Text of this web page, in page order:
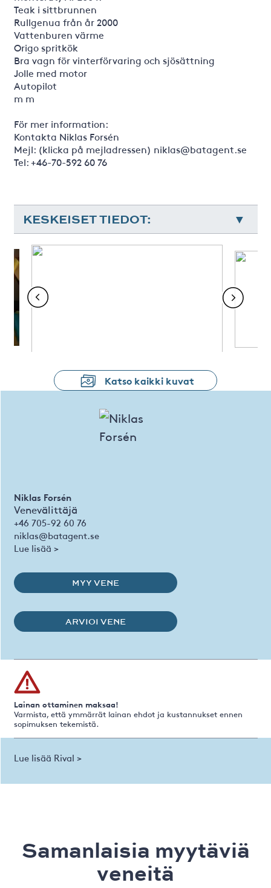
Teak i sittbrunnen
Rullgenua från år 2000
Vattenburen värme
Origo spritkök
Bra vagn för vinterförvaring och sjösättning
Jolle med motor
Autopilot
m m
För mer information:
Kontakta Niklas Forsén
Mejl: (klicka på mejladressen) niklas@batagent.se
Tel: +46-70-592 60 76
KESKEISET TIEDOT:
Katso kaikki kuvat
Niklas Forsén
Venevälittäjä
+46 705-92 60 76
niklas@batagent.se
Lue lisää >
MYY VENE
ARVIOI VENE
Lainan ottaminen maksaa!
Varmista, että ymmärrät lainan ehdot ja kustannukset ennen
sopimuksen tekemistä.
Lue lisää Rival >
Samanlaisia ​​myytäviä
veneitä